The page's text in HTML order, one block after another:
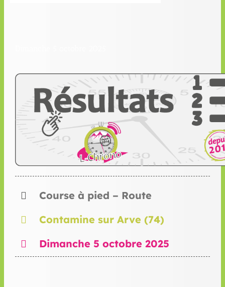
Course à pied – Route
Contamine sur Arve (74)
Dimanche 5 octobre 2025